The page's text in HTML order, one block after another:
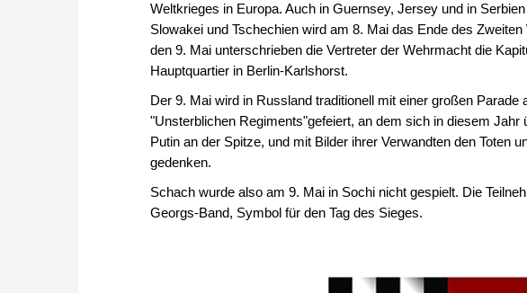
Weltkrieges in Europa. Auch in Guernsey, Jersey und in
Slowakei und Tschechien wird am 8. Mai das Ende des
den 9. Mai unterschrieben die Vertreter der Wehrmacht die
Hauptquartier in Berlin-Karlshorst.
Der 9. Mai wird in Russland traditionell mit einer großen
"Unsterblichen Regiments"gefeiert, an dem sich in diesem Jahr
Putin an der Spitze, und mit Bilder ihrer Verwandten den Toten
gedenken.
Schach wurde also am 9. Mai in Sochi nicht gespielt. Die
Georgs-Band, Symbol für den Tag des Sieges.